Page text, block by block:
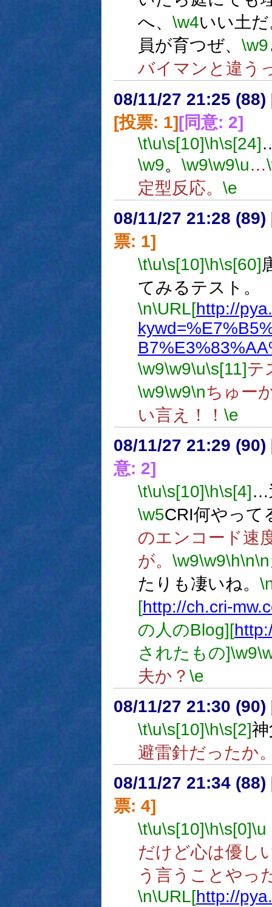
へ、 \w4いい土
員が育つぜ、 \w9
バイマンと違う
08/11/27 21:25 (88)
[投票: 1][同意: 2]
\t\u\s[10]\h\s[24]
\w9。 \w9\w9\u…
定型反応。 \e
08/11/27 21:28 (89)
票: 1]
\t\u\s[10]\h\s[60]
てみるテスト。
\n\URL[http://
\w9\w9\u\s[11]テ
\w9\w9\nちゅー
い言え！！ \e
08/11/27 21:29 (90)
意: 2]
\t\u\s[10]\h\s[4]…
\w5CRI何やって
のエンコード速
が。 \w9\w9\h\n\n
たりも凄いね。
[http://ch.cri-
の人のBlog][
されたもの]\w9
夫か？ \e
08/11/27 21:30 (90)
\t\u\s[10]\h\s[2]
避雷針だったか
08/11/27 21:34 (88)
票: 4]
\t\u\s[10]\h\s[0]\u
だけど心は優し
う言うことやっ
\n\URL[http://